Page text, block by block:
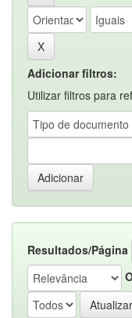
Adicionar filtros:
Utilizar filtros para
Resultados/Página